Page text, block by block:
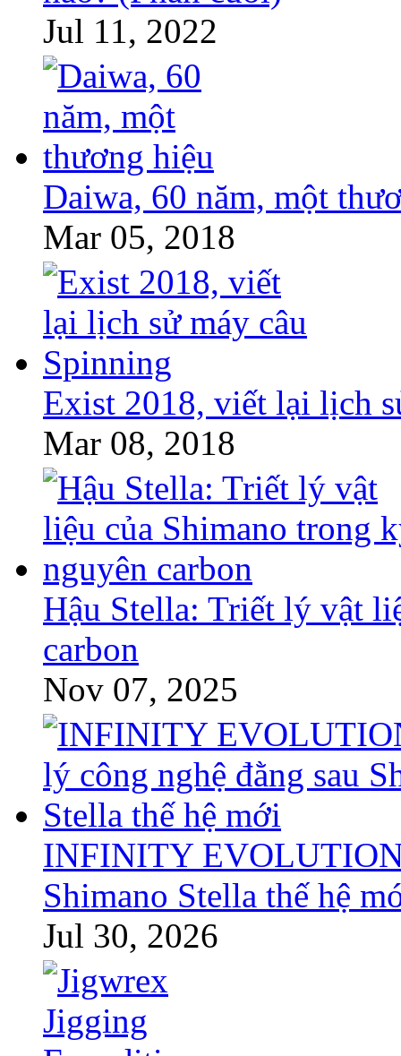
Jul 11, 2022
Daiwa, 60 năm, một
Mar 05, 2018
Exist 2018, viết lại lịch
Mar 08, 2018
Hậu Stella: Triết lý vật
carbon
Nov 07, 2025
INFINITY
Shimano Stella thế hệ
Jul 30, 2026